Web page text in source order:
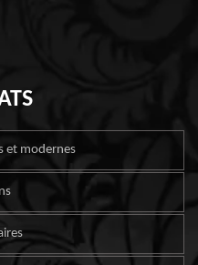
et modernes